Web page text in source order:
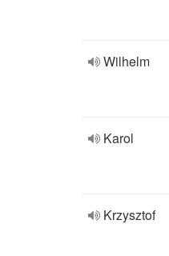
Wilhelm
Karol
Krzysztof